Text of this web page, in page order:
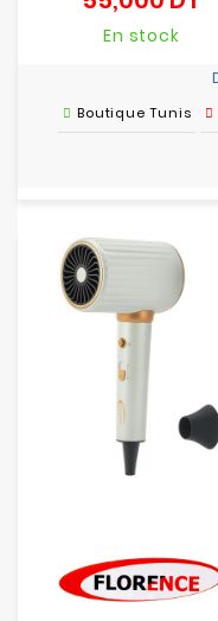
En stock
Boutique Tunis